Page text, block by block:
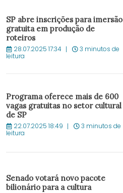
SP abre inscrições para imersão
gratuita em produção de
roteiros
28.07.2025 17:34 3 minutos de
leitura
Programa oferece mais de 600
vagas gratuitas no setor cultural
de SP
22.07.2025 18:49 3 minutos de
leitura
Senado votará novo pacote
bilionário para a cultura